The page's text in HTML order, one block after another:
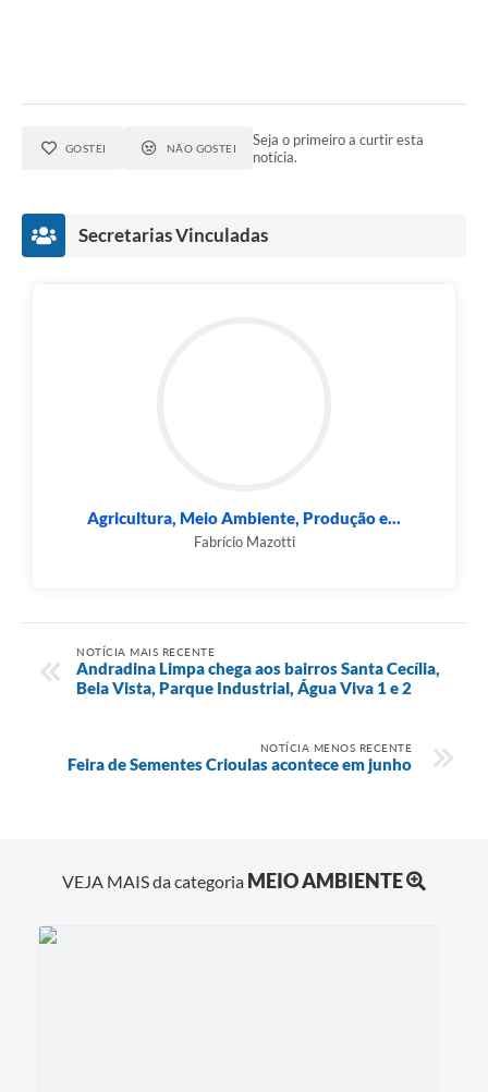
GOSTEI NÃO GOSTEI
Seja o primeiro a curtir esta
notícia.
Secretarias Vinculadas
Agricultura, Meio Ambiente, Produção e...
Fabrício Mazotti
NOTÍCIA MAIS RECENTE
Andradina Limpa chega aos bairros Santa Cecília,
Bela Vista, Parque Industrial, Água Viva 1 e 2
NOTÍCIA MENOS RECENTE
Feira de Sementes Crioulas acontece em junho
VEJA MAIS da categoria MEIO AMBIENTE